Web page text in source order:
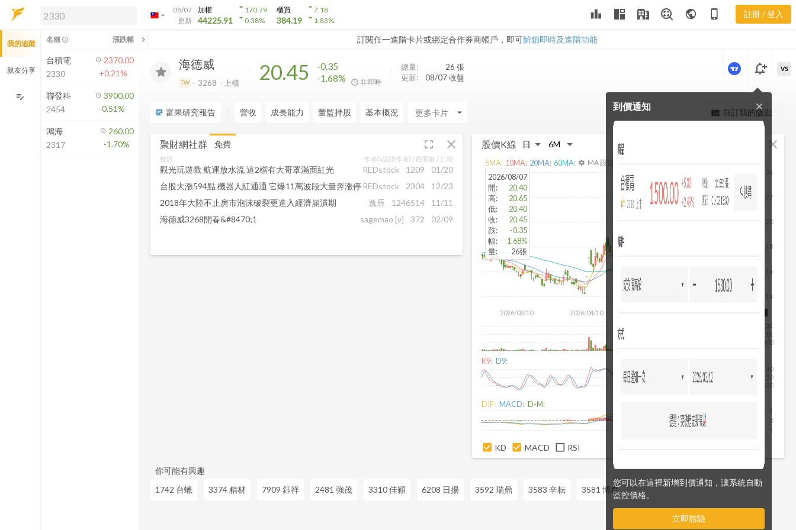
arrow_drop_down
08/07
更新
加權
44225.91
arrow_drop_down170.79
arrow_drop_down0.38%
櫃買
384.19
arrow_drop_down7.18
arrow_drop_down1.83% leaderboard public phone_iphone 註冊 / 登入
訂閱任一進階卡片或綁定合作券商帳戶，即可解鎖即時及進階功能
解鎖即時行情及進階功能
方案」，即可解鎖以下功能：
即時行情
即時市況與排行
成交金額熱力圖
前往方案訂閱
如何綁定合作券商
社群
海德威
TW 3268 上櫃 20.45
-0.35
-1.68%
非即時
總量: 26 張
更新:
08/07 收盤
更強大的進階價量圖表
notification_add
到價通知
您可以在這裡新增到價通知，讓系統自動
監控價格。
立即體驗
close
VS
sticky_note_2 富果研究報告 營收 成長能力 董監持股 基本概況 arrow_drop_down view_quilt 自訂我的版面
聚財網社群 fullscreen close
免費
標題 作者(v認證作者) / 觀看數 / 日期
觀光玩遊戲 航運放水流 這2檔有大哥罩滿面紅光 REDstock 1209
01/20
台股大漲594點 機器人紅通通 它爆11萬波段大量奔漲停 REDstock 2304
12/23
2018年大陸不止房市泡沫破裂更進入經濟崩潰期
逸辰 1246514
11/11
海德威3268開春&#8470;1
sagemao [v] 372 02/09
股價K線 close
2026/02/10 2026/04/10
14
16
18
20
22
24
2026/08/07
500
1K
2K
2026/08/07
開:
20.40
高:
20.65
低:
20.40
收:
20.45
跌:
-0.35
幅:
-1.68%
量: 26張
5MA: 10MA: 20MA: 60MA: settings MA 設定
K9: D9:
20
50
80
DIF: MACD: D-M:
0
KD MACD RSI
你可能有興趣
1742 台蠟
3374 精材 7909 鈺祥 2481 強茂 3310 佳穎 6208 日揚 3592 瑞鼎 3583 辛耘 3581 博磊
我的追蹤
親友分享
edit_note
名稱 info_outline 漲跌幅 chevron_left
台積電
2330
2370.00
+0.21%
聯發科
2454
3900.00
-0.51%
鴻海
2317
260.00
-1.70%